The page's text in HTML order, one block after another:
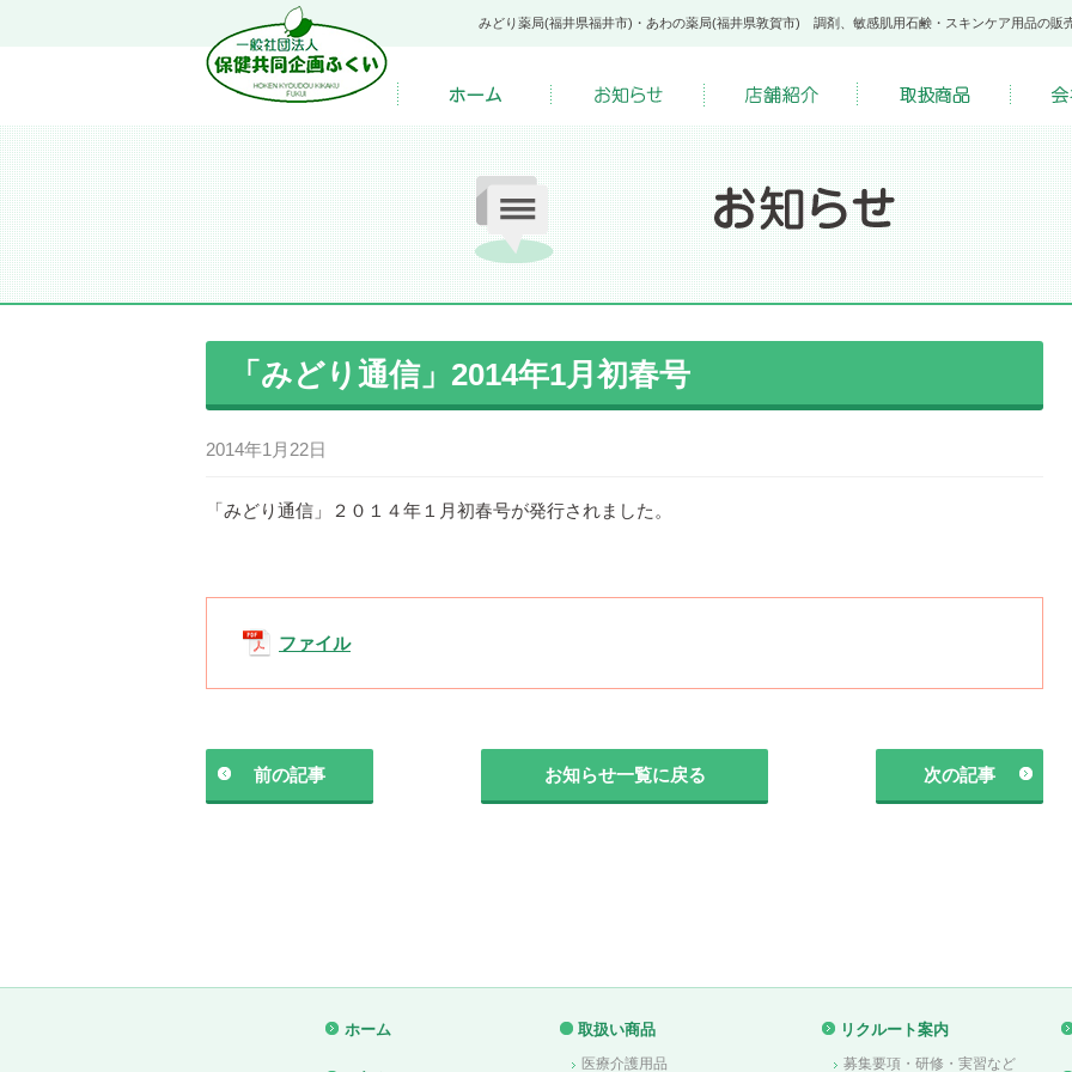
みどり薬局(福井県福井市)・あわの薬局(福井県敦賀市) 調剤、敏感肌用石鹸・スキンケア用品の販
「みどり通信」2014年1月初春号
2014年1月22日
「みどり通信」２０１４年１月初春号が発行されました。
ファイル
前の記事 お知らせ一覧に戻る 次の記事
ホーム 取扱い商品
医療介護用品
リクルート案内
募集要項・研修・実習など